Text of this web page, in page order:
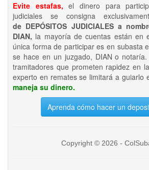
Evite estafas, el dinero para
judiciales se consigna
de DEPÓSITOS JUDICIALES a
DIAN, la mayoría de cuentas están en
única forma de participar es en subasta
se hace en un juzgado, DIAN o
tramitadores que prometen rapidez en
experto en remates se limitará a guiarlo
maneja su dinero.
Aprenda cómo hacer un
Copyright © 2026 -